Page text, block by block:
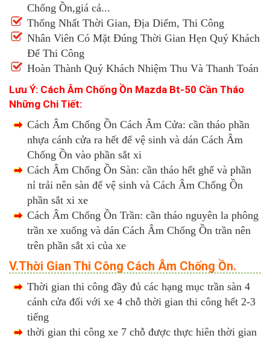
Chống Ồn,giá cả...
Thống Nhất Thời Gian, Địa Diểm, Thi Công
Nhân Viên Có Mặt Đúng Thời Gian Hẹn Quý Khách
Để Thi Công
Hoàn Thành Quý Khách Nhiệm Thu Và Thanh Toán
Lưu Ý: Cách Âm Chống Ồn Mazda Bt-50 Cần Tháo
Những Chi Tiết:
Cách Âm Chống Ồn Cách Âm Cửa: cần tháo phần
nhựa cánh cửa ra hết để vệ sinh và dán Cách Âm
Chống Ồn vào phần sắt xi
Cách Âm Chống Ồn Sàn: cần tháo hết ghế và phần
nỉ trải nên sàn để vệ sinh và Cách Âm Chống Ồn
phần sắt xi xe
Cách Âm Chống Ồn Trần: cần tháo nguyên la phông
trần xe xuống và dán Cách Âm Chống Ồn trần nên
trên phần sắt xi của xe
V.Thời Gian Thi Công Cách Âm Chống Ồn.
Thời gian thi công đầy đủ các hạng mục trần sàn 4
cánh cửa đối với xe 4 chỗ thời gian thi công hết 2-3
tiếng
thời gian thi công xe 7 chỗ được thực hiên thời gian